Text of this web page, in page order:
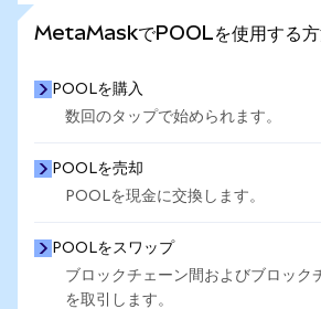
MetaMaskでPOOLを使用する
POOLを購入
数回のタップで始められます。
POOLを売却
POOLを現金に交換します。
POOLをスワップ
ブロックチェーン間およびブロック
を取引します。